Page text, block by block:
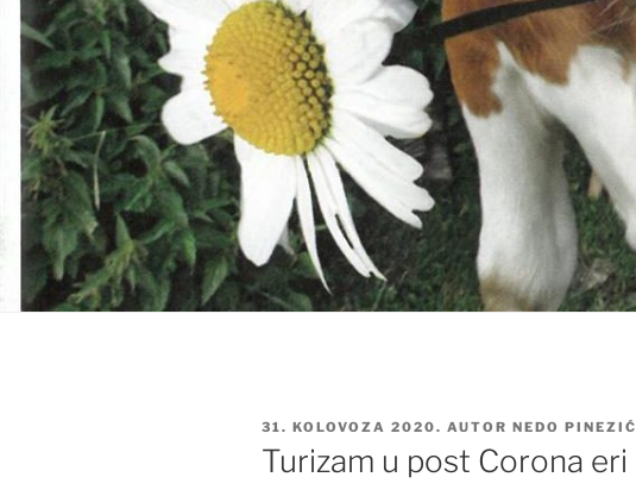
OBJAVLJENO
31. KOLOVOZA 2020. AUTOR NEDO PINEZIĆ
Turizam u post Corona eri